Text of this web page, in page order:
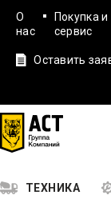
О
нас
Покупка и
сервис
Оставить
ТЕХНИКА